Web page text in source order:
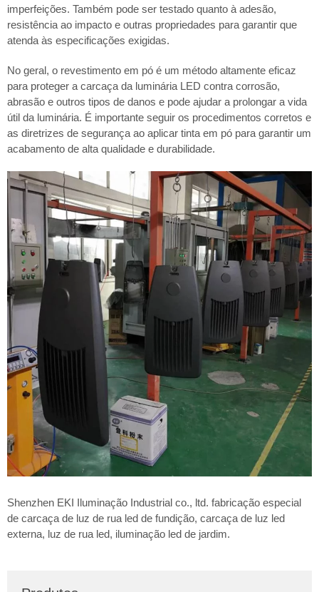
imperfeições. Também pode ser testado quanto à adesão,
resistência ao impacto e outras propriedades para garantir que
atenda às especificações exigidas.
No geral, o revestimento em pó é um método altamente eficaz
para proteger a carcaça da luminária LED contra corrosão,
abrasão e outros tipos de danos e pode ajudar a prolongar a vida
útil da luminária. É importante seguir os procedimentos corretos e
as diretrizes de segurança ao aplicar tinta em pó para garantir um
acabamento de alta qualidade e durabilidade.
Shenzhen EKI Iluminação Industrial co., ltd. fabricação especial
de carcaça de luz de rua led de fundição, carcaça de luz led
externa, luz de rua led, iluminação led de jardim.